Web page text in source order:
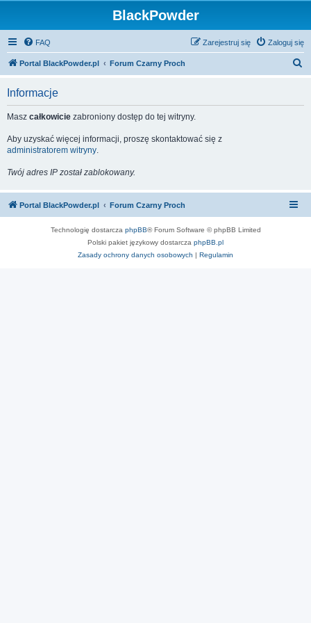
BlackPowder
FAQ Zaloguj się
Zarejestruj się
Portal BlackPowder.pl Forum Czarny Proch
Informacje
Masz całkowicie zabroniony dostęp do tej witryny.
Aby uzyskać więcej informacji, proszę skontaktować się z
administratorem witryny.
Twój adres IP został zablokowany.
Portal BlackPowder.pl Forum Czarny Proch
Technologię dostarcza phpBB® Forum Software © phpBB Limited
Polski pakiet językowy dostarcza phpBB.pl
Zasady ochrony danych osobowych | Regulamin